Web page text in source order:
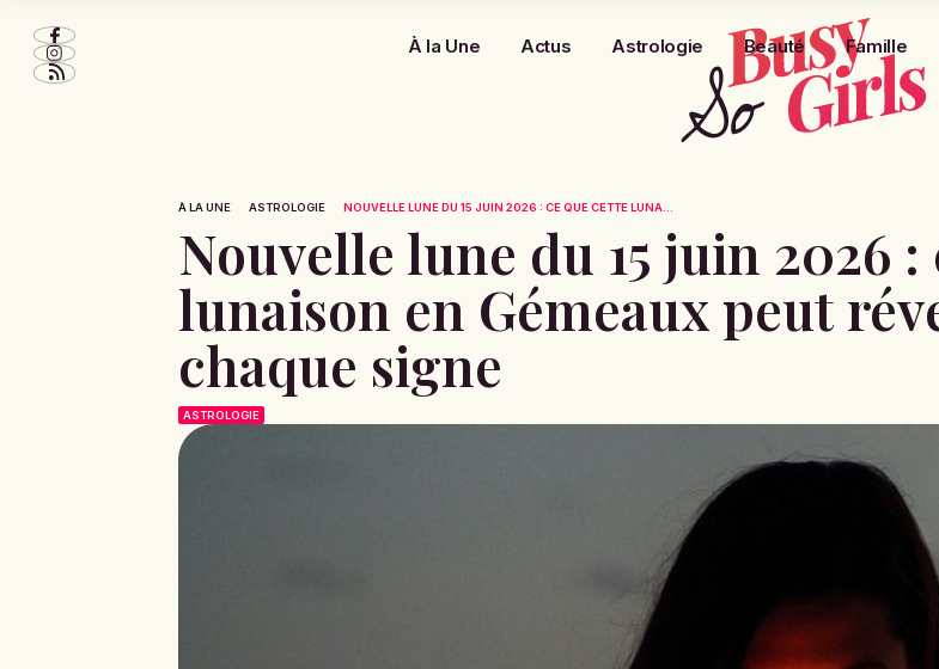
À la Une Actus Astrologie Beauté Famille
À LA UNE ASTROLOGIE NOUVELLE LUNE DU 15 JUIN 2026 : CE QUE CETTE LUNA...
Nouvelle lune du 15 juin 2026 :
lunaison en Gémeaux peut
chaque signe
ASTROLOGIE